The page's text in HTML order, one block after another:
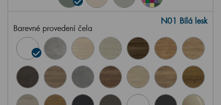
Barevné provedení čela
N01 Bílá lesk